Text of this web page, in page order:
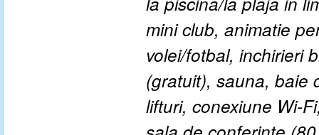
miniclub, animatie
volei/fotbal, inchirieri
(gratuit), sauna, baie
lifturi, conexiune Wi-